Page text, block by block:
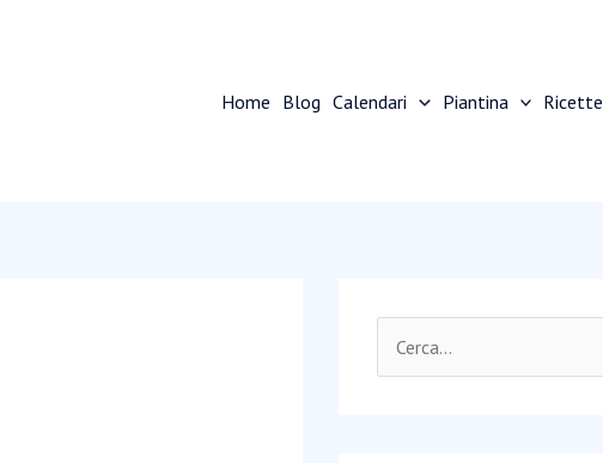
Home Blog Calendari Piantina Ricette